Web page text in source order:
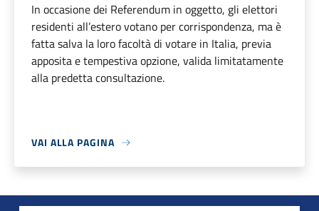
In occasione dei Referendum in oggetto, gli elettori
residenti all’estero votano per corrispondenza, ma è
fatta salva la loro facoltà di votare in Italia, previa
apposita e tempestiva opzione, valida limitatamente
alla predetta consultazione.
VAI ALLA PAGINA